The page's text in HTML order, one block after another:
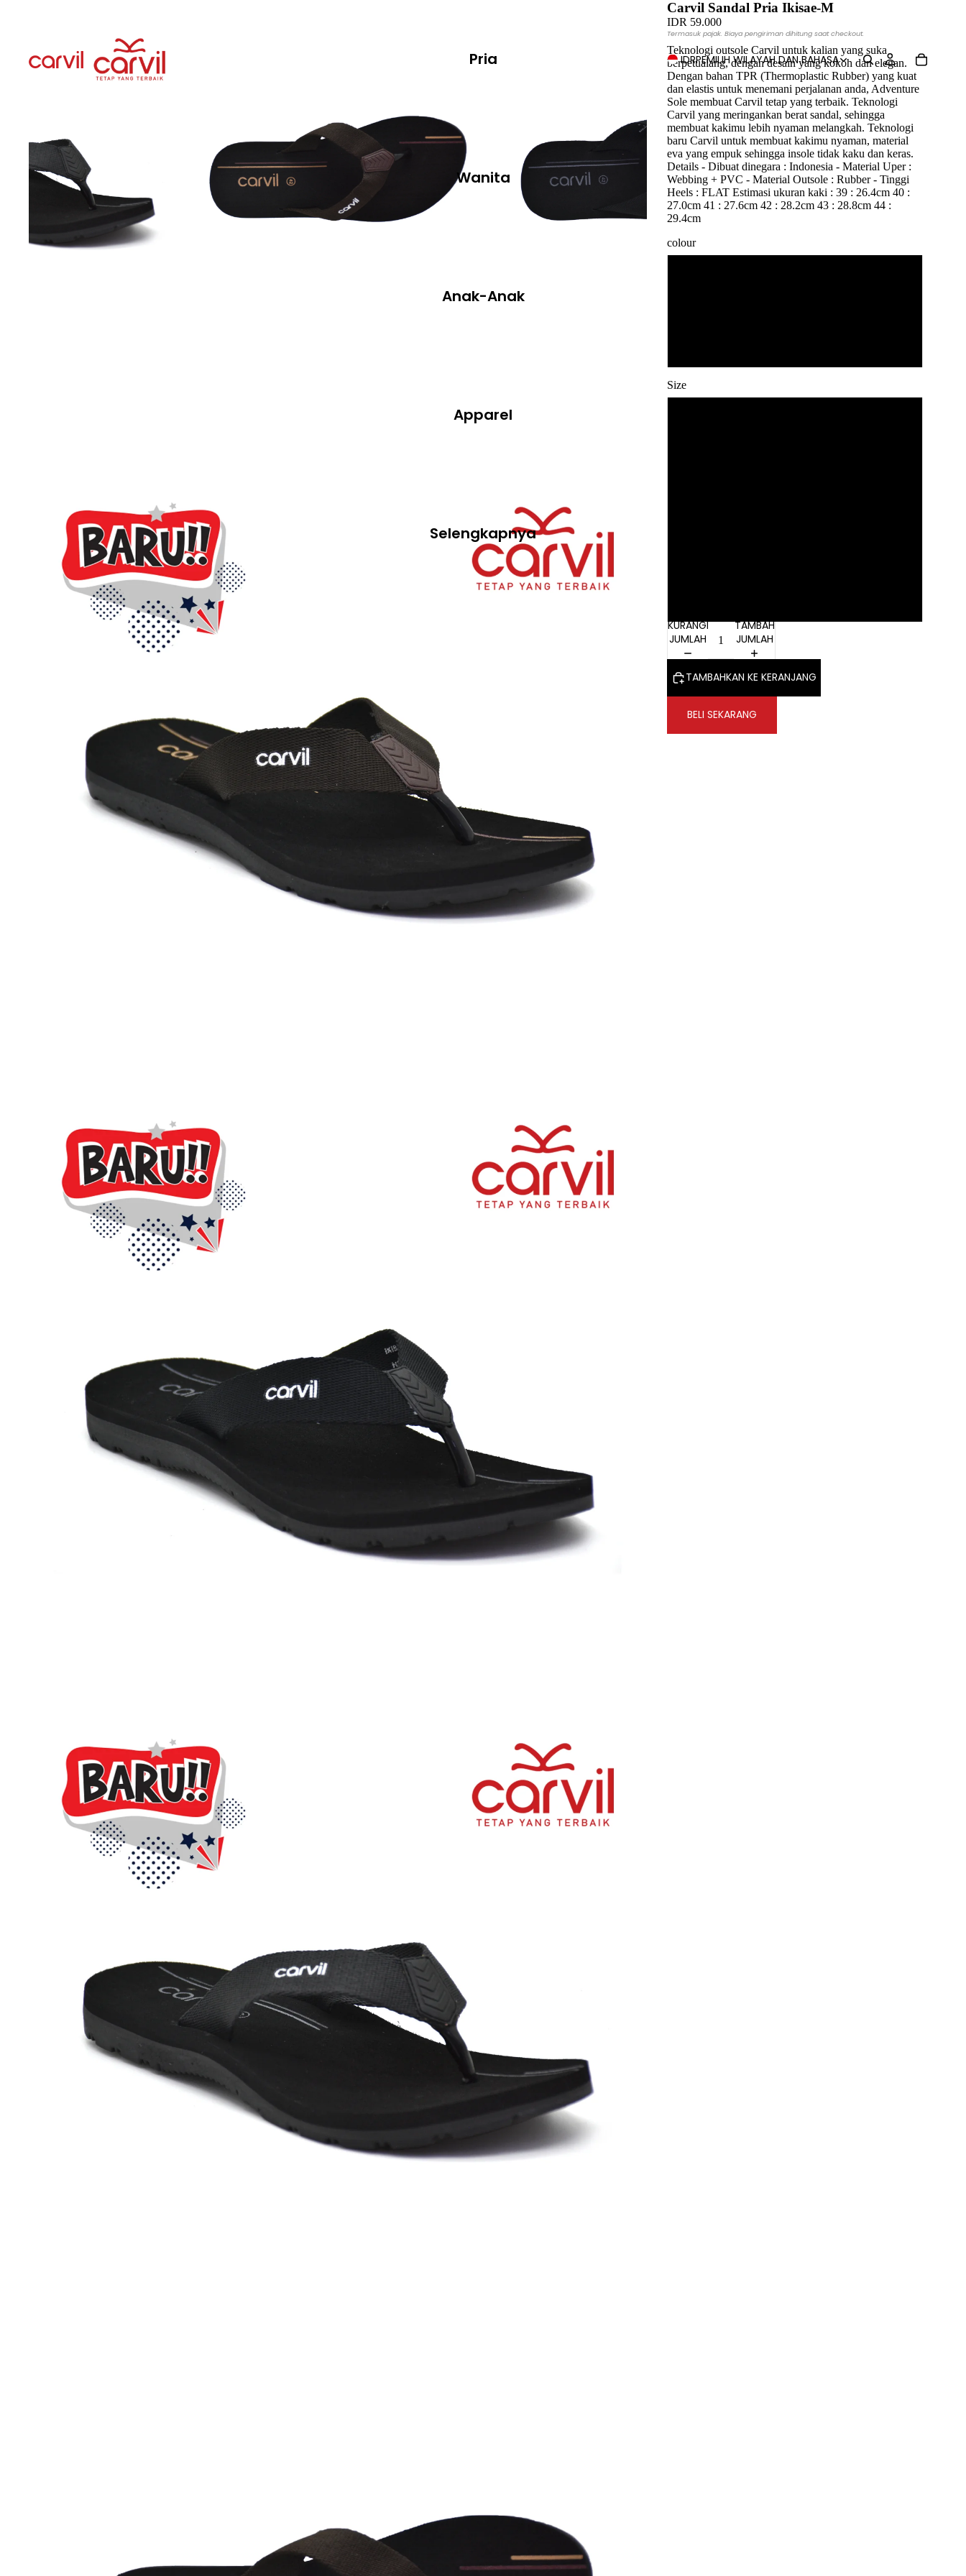
Pria
Wanita
Anak-Anak
Apparel
Selengkapnya
IDRPEMILIH WILAYAH DAN BAHASA
Carvil Sandal Pria Ikisae-M
IDR 59.000
Termasuk pajak. Biaya pengiriman dihitung saat checkout.
Teknologi outsole Carvil untuk kalian yang suka
berpetualang, dengan desain yang kokoh dan elegan.
Dengan bahan TPR (Thermoplastic Rubber) yang kuat
dan elastis untuk menemani perjalanan anda, Adventure
Sole membuat Carvil tetap yang terbaik. Teknologi
Carvil yang meringankan berat sandal, sehingga
membuat kakimu lebih nyaman melangkah. Teknologi
baru Carvil untuk membuat kakimu nyaman, material
eva yang empuk sehingga insole tidak kaku dan keras.
Details - Dibuat dinegara : Indonesia - Material Uper :
Webbing + PVC - Material Outsole : Rubber - Tinggi
Heels : FLAT Estimasi ukuran kaki : 39 : 26.4cm 40 :
27.0cm 41 : 27.6cm 42 : 28.2cm 43 : 28.8cm 44 :
29.4cm
colour
Size
KURANGI
JUMLAH
TAMBAH
JUMLAH
TAMBAHKAN KE KERANJANG
BELI SEKARANG